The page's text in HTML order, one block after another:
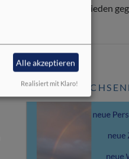
stellt sich entschieden
Alle akzeptieren
Realisiert mit Klaro!